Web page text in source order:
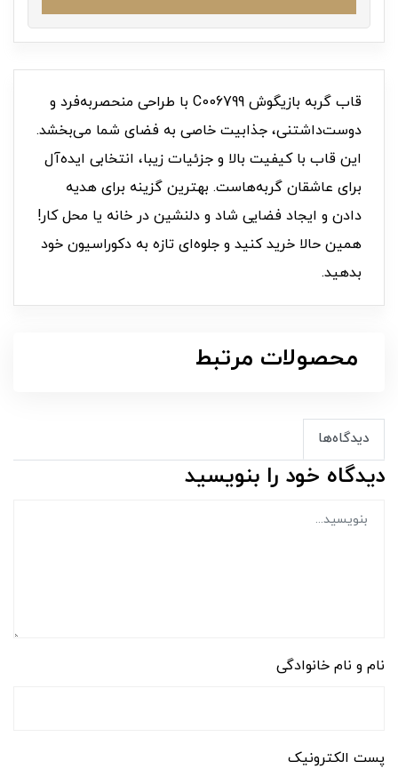
قاب گربه بازیگوش C006799 با طراحی منحصربه‌فرد و
دوست‌داشتنی، جذابیت خاصی به فضای شما می‌بخشد.
این قاب با کیفیت بالا و جزئیات زیبا، انتخابی ایده‌آل
برای عاشقان گربه‌هاست. بهترین گزینه برای هدیه
دادن و ایجاد فضایی شاد و دلنشین در خانه یا محل کار!
همین حالا خرید کنید و جلوه‌ای تازه به دکوراسیون خود
بدهید.
محصولات مرتبط
دیدگاه‌ها
دیدگاه خود را بنویسید
نام و نام خانوادگی
پست الکترونیک